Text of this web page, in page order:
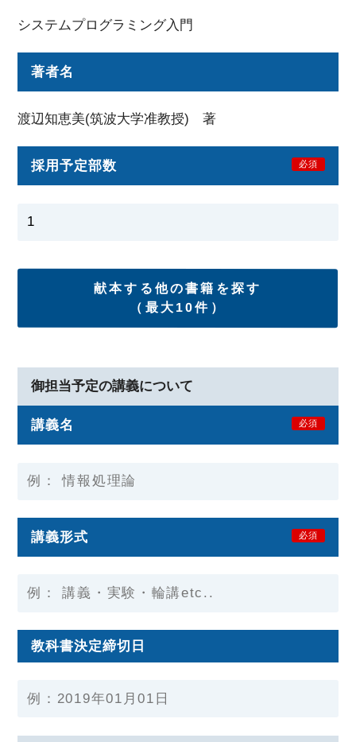
システムプログラミング入門
著者名
渡辺知恵美(筑波大学准教授) 著
採用予定部数 必須
献本する他の書籍を探す
（最大10件）
御担当予定の講義について
講義名 必須
講義形式 必須
教科書決定締切日